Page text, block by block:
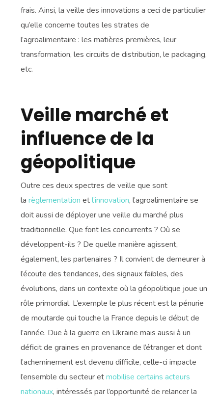
frais. Ainsi, la veille des innovations a ceci de particulier
qu’elle concerne toutes les strates de
l’agroalimentaire : les matières premières, leur
transformation, les circuits de distribution, le packaging,
etc.
Veille marché et
influence de la
géopolitique
Outre ces deux spectres de veille que sont
larèglementation etl’innovation, l’agroalimentaire se
doit aussi de déployer une veille du marché plus
traditionnelle. Que font les concurrents ? Où se
développent-ils ? De quelle manière agissent,
également, les partenaires ? Il convient de demeurer à
l’écoute des tendances, des signaux faibles, des
évolutions, dans un contexte où la géopolitique joue un
rôle primordial. L’exemple le plus récent est la pénurie
de moutarde qui touche la France depuis le début de
l’année. Due à la guerre en Ukraine mais aussi à un
déficit de graines en provenance de l’étranger et dont
l’acheminement est devenu difficile, celle-ci impacte
l’ensemble du secteur etmobilise certains acteurs
nationaux, intéressés par l’opportunité de relancer la